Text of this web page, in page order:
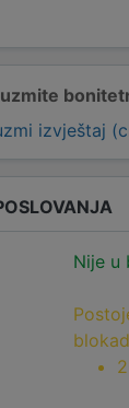
izvještaj
Nije u